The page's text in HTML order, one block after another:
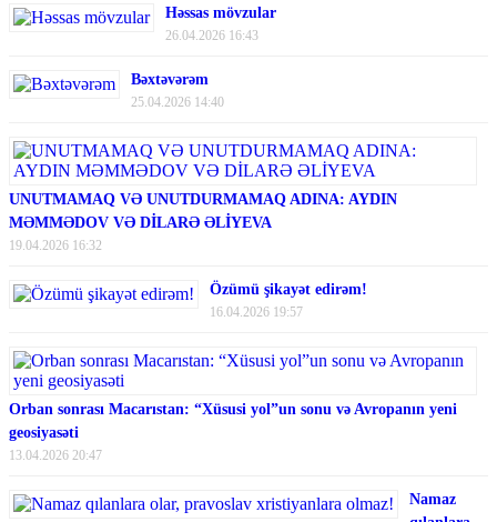
Həssas mövzular
26.04.2026 16:43
Bəxtəvərəm
25.04.2026 14:40
UNUTMAMAQ VƏ UNUTDURMAMAQ ADINA: AYDIN
MƏMMƏDOV VƏ DİLARƏ ƏLİYEVA
19.04.2026 16:32
Özümü şikayət edirəm!
16.04.2026 19:57
Orban sonrası Macarıstan: “Xüsusi yol”un sonu və Avropanın yeni
geosiyasəti
13.04.2026 20:47
Namaz